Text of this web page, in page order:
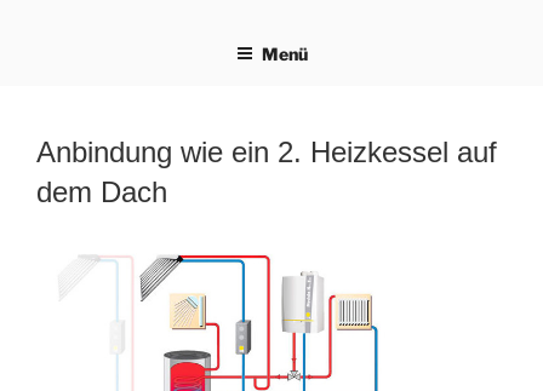
Menü
Anbindung wie ein 2. Heizkessel auf
dem Dach